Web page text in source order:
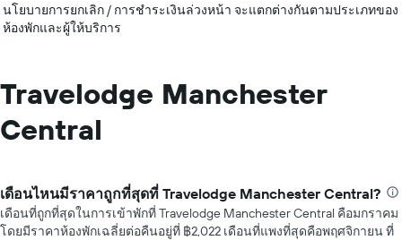
นโยบายการยกเลิก / การชำระเงินล่วงหน้า จะแตกต่างกันตามประเภทของ
ห้องพักและผู้ให้บริการ
Travelodge Manchester
Central
เดือนไหนมีราคาถูกที่สุดที่ Travelodge Manchester Central?
เดือนที่ถูกที่สุดในการเข้าพักที่ Travelodge Manchester Central คือมกราคม
โดยมีราคาห้องพักเฉลี่ยต่อคืนอยู่ที่ ฿2,022 เดือนที่แพงที่สุดคือพฤศจิกายน ที่